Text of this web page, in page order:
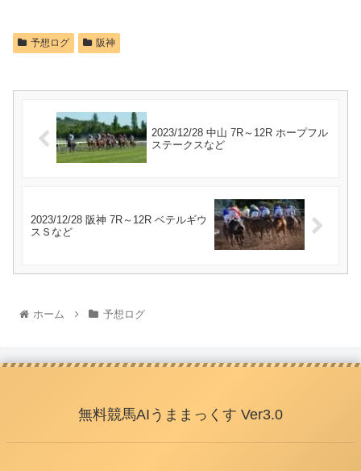
予想ログ 阪神
2023/12/28 中山 7R～12R ホープフル
ステークスなど
2023/12/28 阪神 7R～12R ベテルギウ
スＳなど
ホーム 予想ログ
無料競馬AIうままっくす Ver3.0